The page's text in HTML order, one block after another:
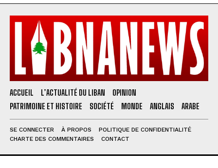
ACCUEIL L’ACTUALITÉ DU LIBAN
OPINION
PATRIMOINE ET HISTOIRE
SOCIÉTÉ MONDE ANGLAIS ARABE
SE CONNECTER À PROPOS
POLITIQUE DE CONFIDENTIALITÉ
CHARTE DES COMMENTAIRES
CONTACT